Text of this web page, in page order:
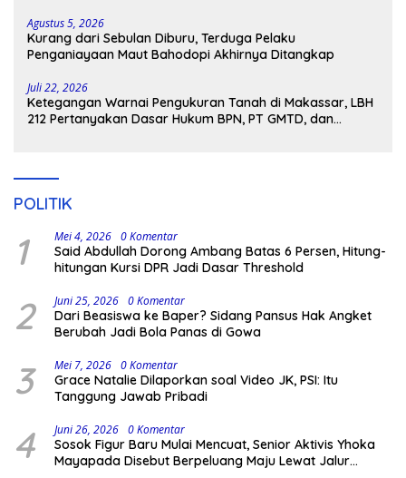
Agustus 5, 2026
Kurang dari Sebulan Diburu, Terduga Pelaku
Penganiayaan Maut Bahodopi Akhirnya Ditangkap
Juli 22, 2026
Ketegangan Warnai Pengukuran Tanah di Makassar, LBH
212 Pertanyakan Dasar Hukum BPN, PT GMTD, dan
POLITIK
1 Mei 4, 2026 0 Komentar
Said Abdullah Dorong Ambang Batas 6 Persen, Hitung-
hitungan Kursi DPR Jadi Dasar Threshold
2 Juni 25, 2026 0 Komentar
Dari Beasiswa ke Baper? Sidang Pansus Hak Angket
Berubah Jadi Bola Panas di Gowa
3 Mei 7, 2026 0 Komentar
Grace Natalie Dilaporkan soal Video JK, PSI: Itu
Tanggung Jawab Pribadi
4 Juni 26, 2026 0 Komentar
Sosok Figur Baru Mulai Mencuat, Senior Aktivis Yhoka
Mayapada Disebut Berpeluang Maju Lewat Jalur